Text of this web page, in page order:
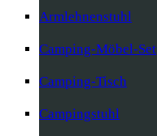
Armlehnenstuhl
Camping-Möbel-Set
Camping-Tisch
Campingstuhl